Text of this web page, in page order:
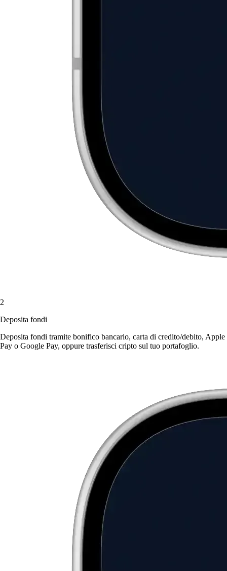
2
Deposita fondi
Deposita fondi tramite bonifico bancario, carta di credito/debito, Apple
Pay o Google Pay, oppure trasferisci cripto sul tuo portafoglio.